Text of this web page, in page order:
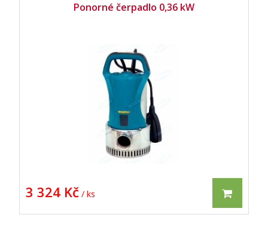
Ponorné čerpadlo 0,36 kW
3 324 Kč / ks